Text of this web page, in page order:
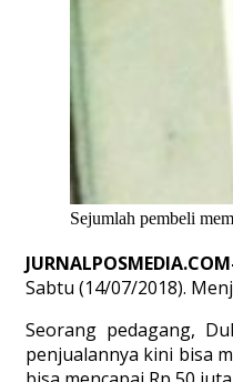
Sejumlah pembeli
JURNALPOSME
Sabtu (14/07/2018).
Seorang pedagang,
penjualannya kini bisa